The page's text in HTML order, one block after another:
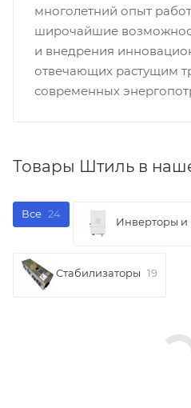
многолетний опыт
широчайшие
и внедрения
отвечающих растущим
современных
Товары Штиль в
Все 24
Инверторы
Стабилизаторы 19